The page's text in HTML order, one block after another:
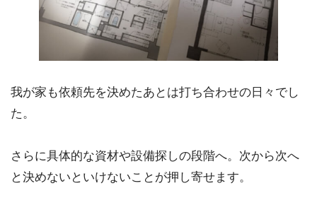
我が家も依頼先を決めたあとは打ち合わせの日々でし
た。
さらに具体的な資材や設備探しの段階へ。次から次へ
と決めないといけないことが押し寄せます。